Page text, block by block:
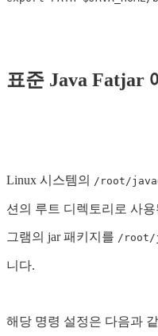
표준 Java Fatjar
Linux 시스템의 /root/
션의 루트 디렉토리로 사
그램의 jar 패키지를 /root/
니다.
해당 명령 설정은 다음과